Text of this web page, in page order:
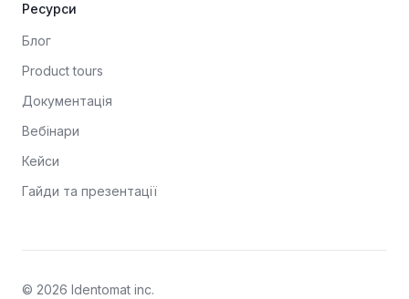
Ресурси
Блог
Product tours
Документація
Вебінари
Кейси
Гайди та презентації
© 2026 Identomat inc.